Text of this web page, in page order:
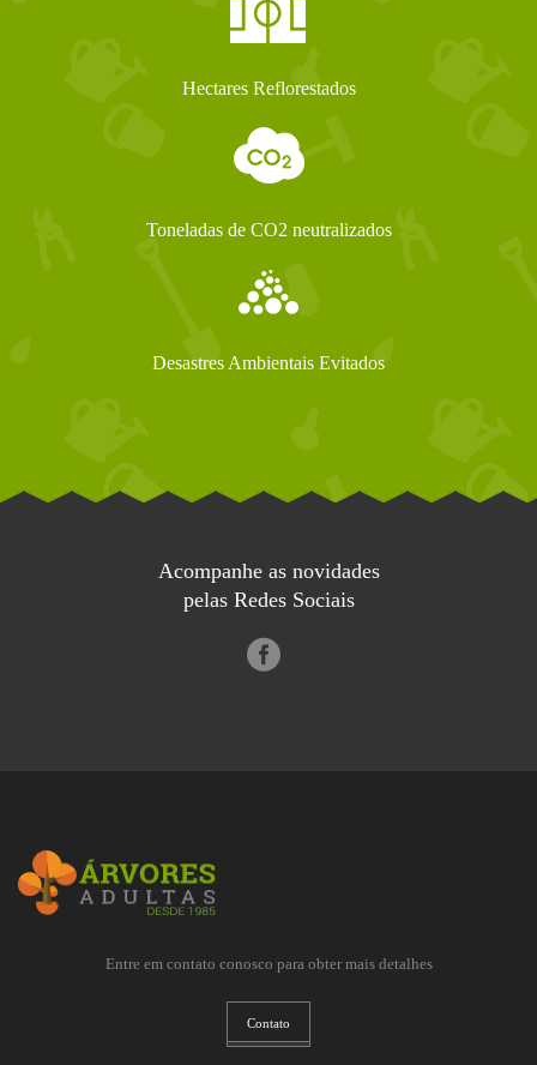
Hectares Reflorestados
Toneladas de CO2 neutralizados
Desastres Ambientais Evitados
Acompanhe as novidades
pelas Redes Sociais
Entre em contato conosco para obter mais detalhes
Contato